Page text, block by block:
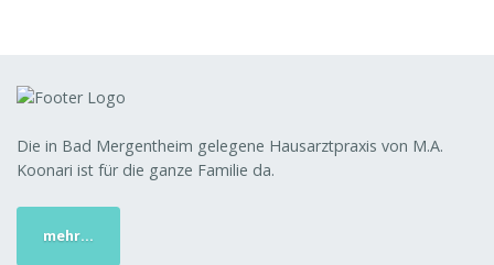
Die in Bad Mergentheim gelegene Hausarztpraxis von M.A.
Koonari ist für die ganze Familie da.
mehr...